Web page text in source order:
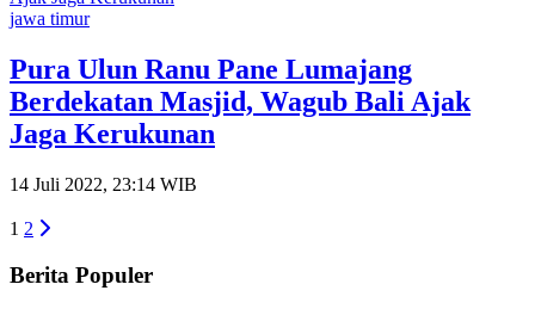
jawa timur
Pura Ulun Ranu Pane Lumajang
Berdekatan Masjid, Wagub Bali Ajak
Jaga Kerukunan
14 Juli 2022, 23:14 WIB
1 2
Berita Populer